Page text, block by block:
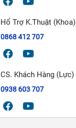
Hổ Trợ K.Thuật (Khoa)
0868 412 707
CS. Khách Hàng (Lực)
0938 603 707